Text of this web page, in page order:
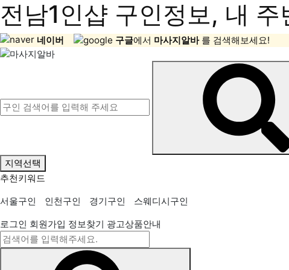
전남1인샵 구인정보, 내
네이버 구글에서 마사지알바 를 검색해보세요!
지역선택
추천키워드
서울구인
인천구인 경기구인
스웨디시구인
로그인 회원가입 정보찾기 광고상품안내